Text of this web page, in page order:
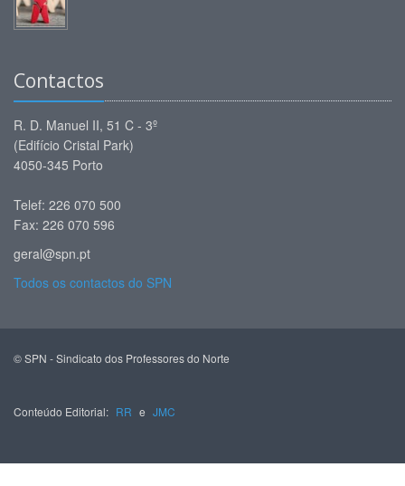
Contactos
R. D. Manuel II, 51 C - 3º
(Edifício Cristal Park)
4050-345 Porto
Telef: 226 070 500
Fax: 226 070 596
geral@spn.pt
Todos os contactos do SPN
© SPN - Sindicato dos Professores do Norte
Conteúdo Editorial: RR e JMC